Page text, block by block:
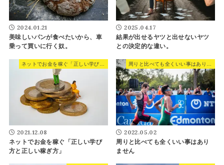
2024.01.21
美味しいパンが食べたいから、車
乗って買いに行く奴。
2025.04.17
結果が出せるヤツと出せないヤツ
との決定的な違い。
2021.12.08
ネットでお金を稼ぐ「正しい学び
方と正しい稼ぎ方」
2022.05.02
周りと比べても全くいい事はあり
ません